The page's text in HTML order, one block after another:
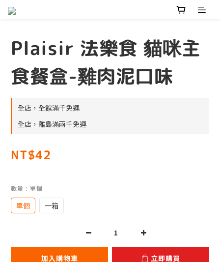
Plaisir 法樂食 貓咪主
食餐盒-雞肉泥口味
全店，全館滿千免運
全店，離島滿兩千免運
NT$42
數量 : 單個
單個 一箱
加入購物車 立即購買